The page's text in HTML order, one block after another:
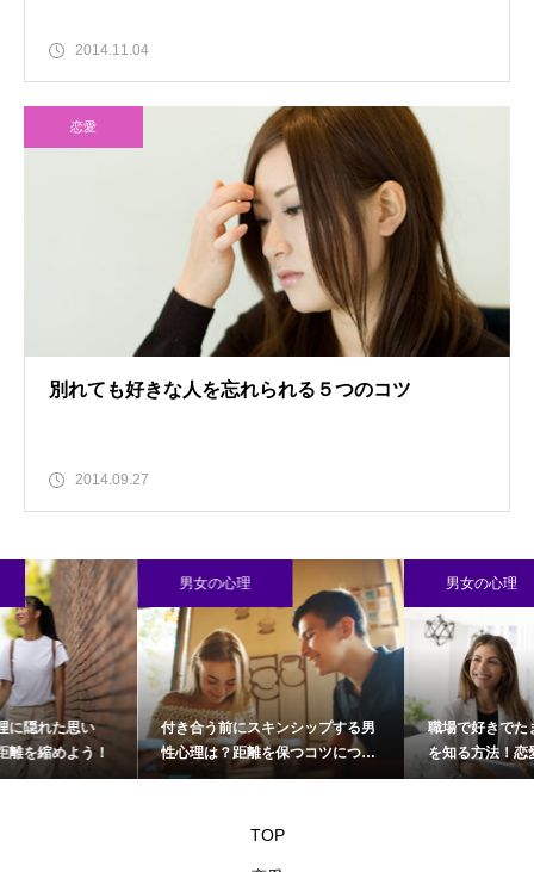
2014.11.04
恋愛
別れても好きな人を忘れられる５つのコツ
2014.09.27
男女の心理
付き合う前にスキンシップする男
性心理は？距離を保つコツについ
て
男女の心理
職場で好きでたまらない男性心理
を知る方法！恋愛上手になろう！
TOP